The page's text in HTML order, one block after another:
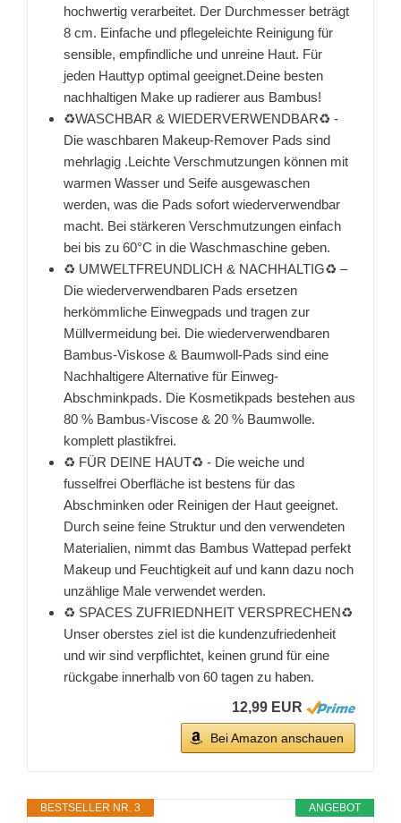
hochwertig verarbeitet. Der Durchmesser beträgt
8 cm. Einfache und pflegeleichte Reinigung für
sensible, empfindliche und unreine Haut. Für
jeden Hauttyp optimal geeignet.Deine besten
nachhaltigen Make up radierer aus Bambus!
♻️WASCHBAR & WIEDERVERWENDBAR♻️ -
Die waschbaren Makeup-Remover Pads sind
mehrlagig .Leichte Verschmutzungen können mit
warmen Wasser und Seife ausgewaschen
werden, was die Pads sofort wiederverwendbar
macht. Bei stärkeren Verschmutzungen einfach
bei bis zu 60°C in die Waschmaschine geben.
♻️ UMWELTFREUNDLICH & NACHHALTIG♻️ –
Die wiederverwendbaren Pads ersetzen
herkömmliche Einwegpads und tragen zur
Müllvermeidung bei. Die wiederverwendbaren
Bambus-Viskose & Baumwoll-Pads sind eine
Nachhaltigere Alternative für Einweg-
Abschminkpads. Die Kosmetikpads bestehen aus
80 % Bambus-Viscose & 20 % Baumwolle.
komplett plastikfrei.
♻️ FÜR DEINE HAUT♻️ - Die weiche und
fusselfrei Oberfläche ist bestens für das
Abschminken oder Reinigen der Haut geeignet.
Durch seine feine Struktur und den verwendeten
Materialien, nimmt das Bambus Wattepad perfekt
Makeup und Feuchtigkeit auf und kann dazu noch
unzählige Male verwendet werden.
♻️ SPACES ZUFRIEDNHEIT VERSPRECHEN♻️
Unser oberstes ziel ist die kundenzufriedenheit
und wir sind verpflichtet, keinen grund für eine
rückgabe innerhalb von 60 tagen zu haben.
12,99 EUR
Bei Amazon anschauen
ANGEBOT
BESTSELLER NR. 3